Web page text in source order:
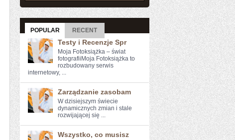
POPULAR RECENT
Testy i Recenzje Spr
Moja Fotoksiążka – świat
fotografiiMoja Fotoksiążka to
rozbudowany serwis
internetowy, ...
Zarządzanie zasobam
W dzisiejszym świecie⁣
dynamicznych zmian⁤ i⁣ stale
‌rozwijającej się ...
Wszystko, co musisz